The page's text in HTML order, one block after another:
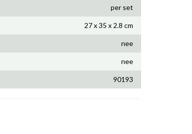
per set
27 x 35 x 2.8 cm
nee
nee
90193